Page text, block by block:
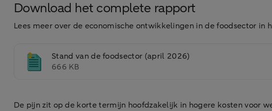
Download het complete rapport
Lees meer over de economische ontwikkelingen in de foodsector
Stand van de foodsector (april 2026)
666 KB
De pijn zit op de korte termijn hoofdzakelijk in hogere kosten voor